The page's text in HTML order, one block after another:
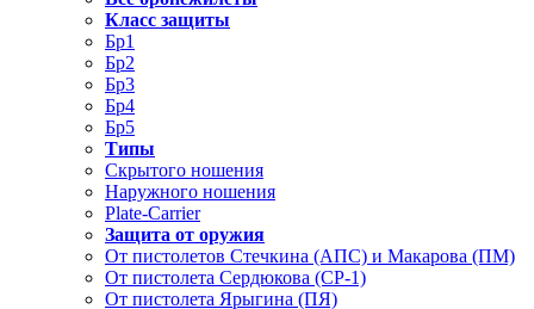
Класс защиты
Бр1
Бр2
Бр3
Бр4
Бр5
Типы
Скрытого ношения
Наружного ношения
Plate-Carrier
Защита от оружия
От пистолетов Стечкина (АПС) и Макарова (ПМ)
От пистолета Сердюкова (СР-1)
От пистолета Ярыгина (ПЯ)